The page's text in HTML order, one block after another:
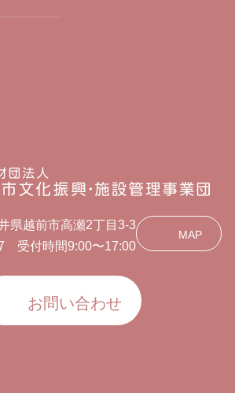
県越前市高瀬2丁目3-3
受付時間9:00〜17:00
MAP
お問い合わせ